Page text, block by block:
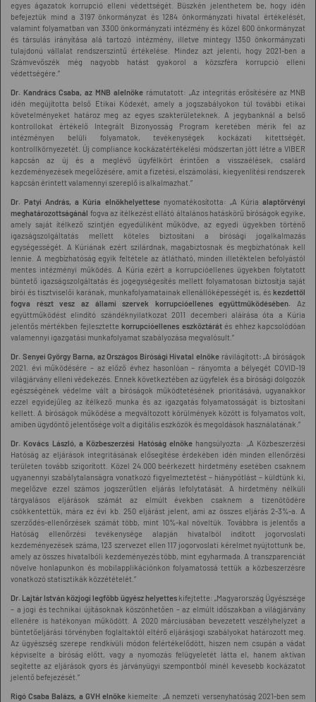
egyes ágazatok korrupció elleni védettségét. Büszkén jelenthetem be, hogy idén
befejeztük mind a 3197 önkormányzat és 1284 önkormányzati hivatal értékelését,
valamint folyamatban van 3300 önkormányzati intézmény és közel 600 önkormányzat
és társulás irányítása alá tartozó intézmény, illetve mintegy 1350 önkormányzati
tulajdonú vállalat rendszerszintű értékelése. Mindez azt jelenti, hogy 2021-ben a
Számvevőszék még nagyobb hatást gyakorol a közszféra korrupció elleni
védettségére.”
Dr. Kandrács Csaba, az MNB alelnöke rámutatott: „Az integritás erősítésére az MNB
idén megújította belső Etikai Kódexét, amely a jogszabályokon túl további etikai
követelményeket határoz meg az egyes szakterületeknek. A jegybanknál a belső
kontrollokat értékelő Integrált Bizonyosság Program keretében mérik fel az
intézményen belüli folyamatok, tevékenységek kockázati kitettségét,
kontrollkörnyezetét. Új compliance kockázatértékelési módszertan jött létre a VIBER
kapcsán az új és a meglévő ügyfélkört érintően a visszaélések, csalárd
kezdeményezések megelőzésére, amit a fizetési, elszámolási, kiegyenlítési rendszerek
kapcsán érintett valamennyi szereplő is alkalmazhat.”
Dr. Patyi András, a Kúria elnökhelyettese nyomatékosította: „A Kúriaalaptörvényi
meghatározottságánál fogva az ítélkezést ellátó általános hatáskörű bíróságok egyike,
amely saját ítélkező szintjén egyedüliként működve, az egyedi ügyekben történő
igazságszolgáltatás mellett köteles biztosítani a bírósági jogalkalmazás
egységességét. A Kúriának ezért szilárdnak, magabiztosnak és megbízhatónak kell
lennie. A megbízhatóság egyik feltétele az átlátható, minden illetéktelen befolyástól
mentes intézményi működés. A Kúria ezért a korrupcióellenes ügyekben folytatott
büntető igazságszolgáltatás és jogegységesítés mellett folyamatosan biztosítja saját
bírói és tisztviselői karának, munkafolyamatainak ellenállóképességét is, és kezdettől
fogva részt vesz az állami szervek korrupcióellenes együttműködésében. Az
együttműködést elindító szándéknyilatkozat 2011 decemberi aláírása óta a Kúria
jelentős mértékben fejlesztettekorrupcióellenes eszköztárátés ehhez kapcsolódóan
valamennyi igazgatási munkafolyamat szabályozása megvalósult.”
Dr. Senyei György Barna, az Országos Bírósági Hivatal elnöke rávilágított: „A bíróságok
2021. évi működésére – az előző évhez hasonlóan – rányomta a bélyegét COVID-19
világjárvány elleni védekezés. Ennek következtében az ügyfelek és a bírósági dolgozók
egészségének védelme vált a bíróságok működtetésének prioritásává, ugyanakkor
ezzel egyidejűleg az ítélkező munka és az igazgatás folyamatosságát is biztosítani
kellett. A bíróságok működése a megváltozott körülmények között is folyamatos volt,
amiben ügydöntő jelentősége volt a digitális eszközök és megoldások használatának.”
Dr. Kovács László, a Közbeszerzési Hatóság elnöke hangsúlyozta: „A Közbeszerzési
Hatóság az eljárások integritásának elősegítése érdekében idén minden ellenőrzési
területen tovább szigorított. Közel 24.000 beérkezett hirdetmény esetében csaknem
ugyanennyi szabálytalanságra vonatkozó figyelmeztetést – hiánypótlást – küldtünk ki,
megelőzve ezzel számos jogszerűtlen eljárás lefolytatását. A hirdetmény nélküli
tárgyalásos eljárások számát az elmúlt években csaknem a tizenötödére
csökkentettük, mára ez évi kb. 250 eljárást jelent, ami az összes eljárás 2-3%-a. A
szerződés-ellenőrzések számát több, mint 10%-kal növeltük. Továbbra is jelentős a
Hatóság ellenőrzési tevékenysége alapján hivatalból indított jogorvoslati
kezdeményezések száma, 123 szervezet ellen 117 jogorvoslati kérelmet nyújtottunk be,
amely az összes hivatalbóli kezdeményezés több, mint egyharmada. A transzparenciát
növelve honlapunkon és mobilapplikációnkon folyamatossá tettük a közbeszerzésre
vonatkozó statisztikák közzétételét.”
Dr. Lajtár István közjogi legfőbb ügyész helyetteskifejtette: „Magyarország Ügyészsége
– a jogi és technikai újításoknak köszönhetően – az elmúlt időszakban a világjárvány
ellenére is hatékonyan működött. A 2020 márciusában bevezetett veszélyhelyzet a
büntetőeljárási törvényben foglaltaktól eltérő eljárásjogi szabályokat határozott meg.
Az ügyészség szerepe rendkívüli módon felértékelődött, hiszen nem csupán a vádat
képviselte a bíróság előtt, vagy a nyomozás felügyeletét látta el, hanem aktívan
segítette az eljárások gyors és járványügyi szempontból minél kevesebb kockázatot
jelentő befejezését.”
Rigó Csaba Balázs, a GVH elnöke kiemelte: „A nemzeti versenyhatóság 2021-ben sem